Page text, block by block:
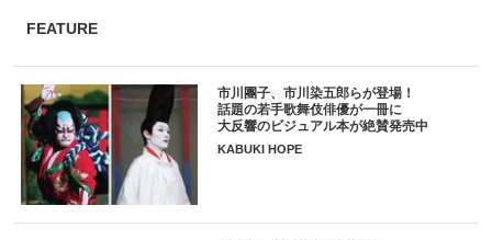
FEATURE
市川團子、市川染五郎らが登場！
話題の若手歌舞伎俳優が一冊に
大反響のビジュアル本が絶賛発売中
KABUKI HOPE